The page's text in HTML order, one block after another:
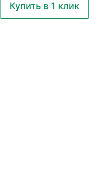
Купить в 1 клик